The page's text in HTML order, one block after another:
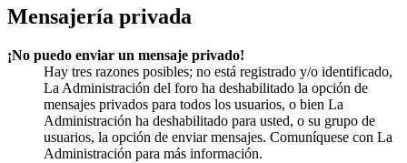
Mensajería privada
¡No puedo enviar un mensaje privado!
Hay tres razones posibles; no está registrado y/o identificado,
La Administración del foro ha deshabilitado la opción de
mensajes privados para todos los usuarios, o bien La
Administración ha deshabilitado para usted, o su grupo de
usuarios, la opción de enviar mensajes. Comuníquese con La
Administración para más información.